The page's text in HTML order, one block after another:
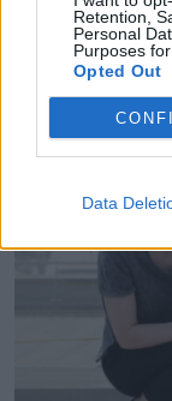
Retention,
Personal
Purposes
Opted Out
Data
AKTUALITĀTES
Pie mazajiem